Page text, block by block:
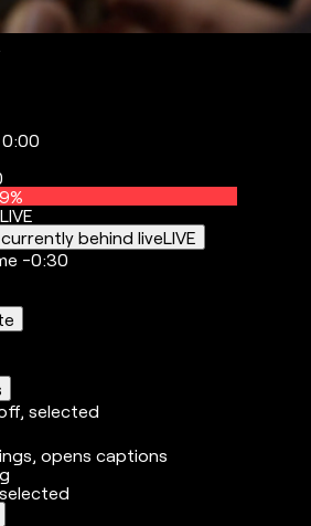
0:00
LIVE
behind liveLIVE
-0:30
, selected
, opens captions